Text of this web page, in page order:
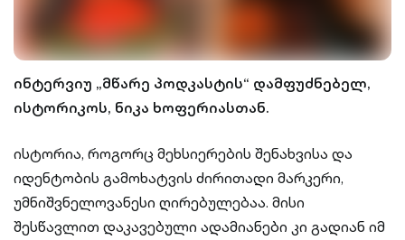
ინტერვიუ „მწარე პოდკასტის“ დამფუძნებელ,
ისტორიკოს, ნიკა ხოფერიასთან.
ისტორია, როგორც მეხსიერების შენახვისა და
იდენტობის გამოხატვის ძირითადი მარკერი,
უმნიშვნელოვანესი ღირებულებაა. მისი
შესწავლით დაკავებული ადამიანები კი გადიან იმ